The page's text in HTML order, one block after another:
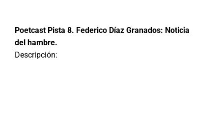
Poetcast Pista 8. Federico Díaz Granados: Noticia
del hambre.
Descripción: